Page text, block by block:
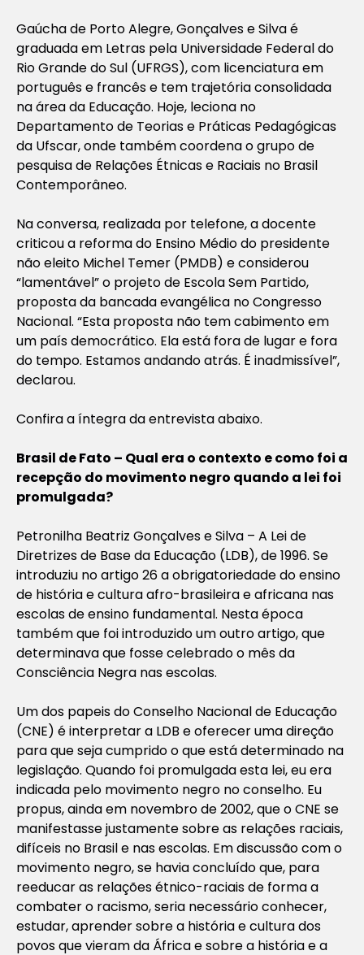
Gaúcha de Porto Alegre, Gonçalves e Silva é
graduada em Letras pela Universidade Federal do
Rio Grande do Sul (UFRGS), com licenciatura em
português e francês e tem trajetória consolidada
na área da Educação. Hoje, leciona no
Departamento de Teorias e Práticas Pedagógicas
da Ufscar, onde também coordena o grupo de
pesquisa de Relações Étnicas e Raciais no Brasil
Contemporâneo.
Na conversa, realizada por telefone, a docente
criticou a reforma do Ensino Médio do presidente
não eleito Michel Temer (PMDB) e considerou
“lamentável” o projeto de Escola Sem Partido,
proposta da bancada evangélica no Congresso
Nacional. “Esta proposta não tem cabimento em
um país democrático. Ela está fora de lugar e fora
do tempo. Estamos andando atrás. É inadmissível”,
declarou.
Confira a íntegra da entrevista abaixo.
Brasil de Fato – Qual era o contexto e como foi a
recepção do movimento negro quando a lei foi
promulgada?
Petronilha Beatriz Gonçalves e Silva – A Lei de
Diretrizes de Base da Educação (LDB), de 1996. Se
introduziu no artigo 26 a obrigatoriedade do ensino
de história e cultura afro-brasileira e africana nas
escolas de ensino fundamental. Nesta época
também que foi introduzido um outro artigo, que
determinava que fosse celebrado o mês da
Consciência Negra nas escolas.
Um dos papeis do Conselho Nacional de Educação
(CNE) é interpretar a LDB e oferecer uma direção
para que seja cumprido o que está determinado na
legislação. Quando foi promulgada esta lei, eu era
indicada pelo movimento negro no conselho. Eu
propus, ainda em novembro de 2002, que o CNE se
manifestasse justamente sobre as relações raciais,
difíceis no Brasil e nas escolas. Em discussão com o
movimento negro, se havia concluído que, para
reeducar as relações étnico-raciais de forma a
combater o racismo, seria necessário conhecer,
estudar, aprender sobre a história e cultura dos
povos que vieram da África e sobre a história e a